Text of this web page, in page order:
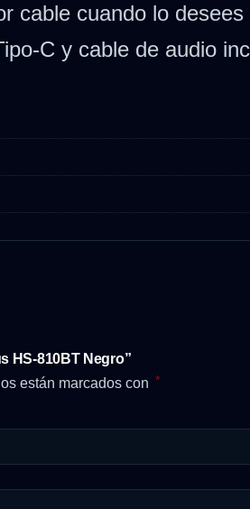
cable cuando lo
C y cable de audio
HS-810BT Negro”
están marcados con *